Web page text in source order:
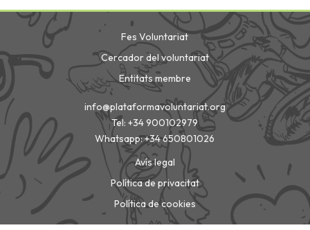
Fes Voluntariat
Cercador del voluntariat
Entitats membre
info@plataformavoluntariat.org
Tel: +34 900102979
Whatsapp: +34 650801026
Avís legal
Política de privacitat
Política de cookies